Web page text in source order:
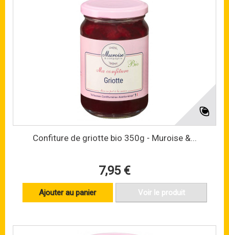
Confiture de griotte bio 350g - Muroise &...
7,95 €
Ajouter au panier Voir le produit